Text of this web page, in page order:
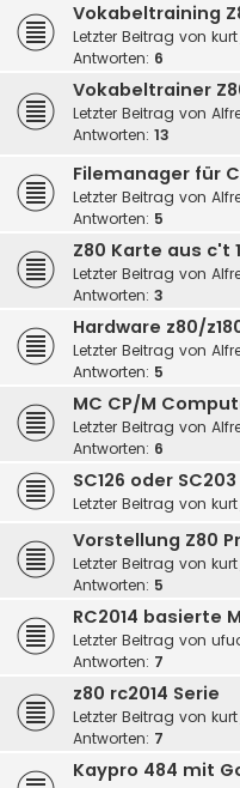
Vokabeltraining
Letzter Beitrag von
Antworten: 6
Vokabeltrainer
Letzter Beitrag von
Antworten: 13
Filemanager für
Letzter Beitrag von
Antworten: 5
Z80 Karte aus c't
Letzter Beitrag von
Antworten: 3
Hardware z80/
Letzter Beitrag von
Antworten: 5
MC CP/M
Letzter Beitrag von
Antworten: 6
SC126 oder
Letzter Beitrag von
Vorstellung Z80
Letzter Beitrag von
Antworten: 5
RC2014 basierte
Letzter Beitrag von
Antworten: 7
z80 rc2014 Serie
Letzter Beitrag von
Antworten: 7
Kaypro 484 mit